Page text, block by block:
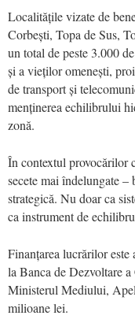
Localitățile vizate de
Corbești, Topa de Sus,
un total de peste 3.000
și a vieților omenești,
de transport și
menținerea echilibrului
zonă.
În contextul provocărilor
secete mai îndelungate
strategică. Nu doar ca
ca instrument de
Finanțarea lucrărilor este
la Banca de Dezvoltare
Ministerul Mediului,
milioane lei.